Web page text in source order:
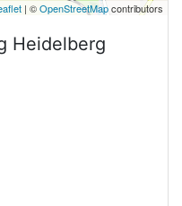
| ©OpenStreetMapcontributors
Heidelberg